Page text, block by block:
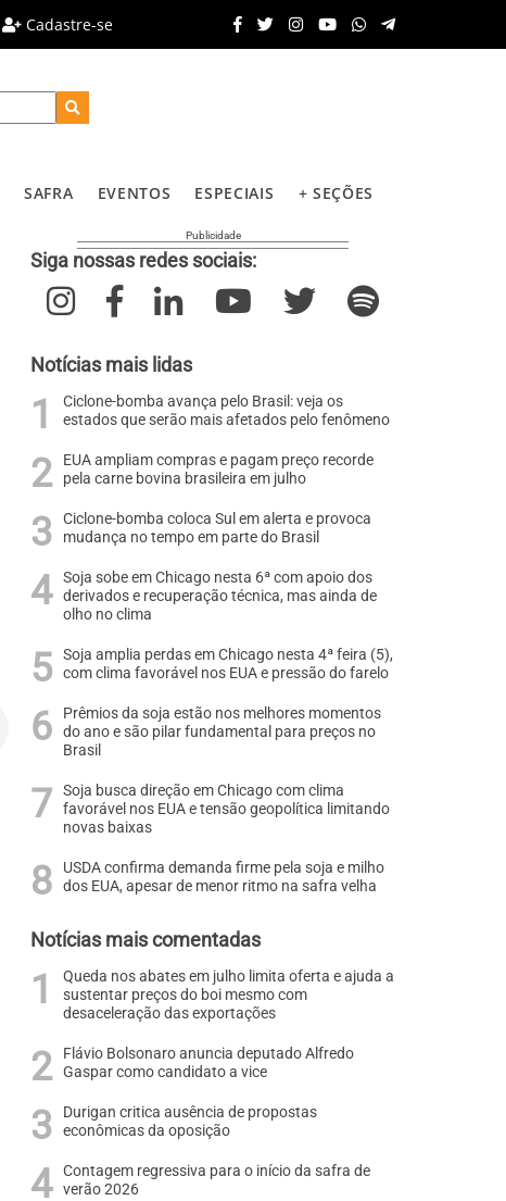
Cadastre-se
SAFRA EVENTOS ESPECIAIS + SEÇÕES
Siga nossas redes sociais:
Notícias mais lidas
Ciclone-bomba avança pelo Brasil: veja os
estados que serão mais afetados pelo fenômeno
EUA ampliam compras e pagam preço recorde
pela carne bovina brasileira em julho
Ciclone-bomba coloca Sul em alerta e provoca
mudança no tempo em parte do Brasil
Soja sobe em Chicago nesta 6ª com apoio dos
derivados e recuperação técnica, mas ainda de
olho no clima
Soja amplia perdas em Chicago nesta 4ª feira (5),
com clima favorável nos EUA e pressão do farelo
Prêmios da soja estão nos melhores momentos
do ano e são pilar fundamental para preços no
Brasil
Soja busca direção em Chicago com clima
favorável nos EUA e tensão geopolítica limitando
novas baixas
USDA confirma demanda firme pela soja e milho
dos EUA, apesar de menor ritmo na safra velha
Notícias mais comentadas
Queda nos abates em julho limita oferta e ajuda a
sustentar preços do boi mesmo com
desaceleração das exportações
Flávio Bolsonaro anuncia deputado Alfredo
Gaspar como candidato a vice
Durigan critica ausência de propostas
econômicas da oposição
Contagem regressiva para o início da safra de
verão 2026